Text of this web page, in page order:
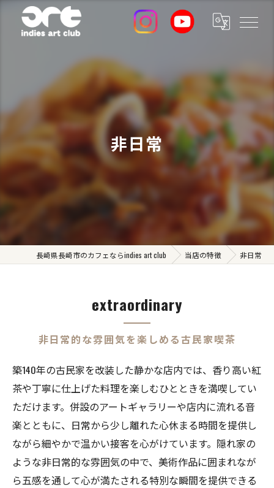
非日常
長崎県長崎市のカフェならindies art club 当店の特徴 非日常
非日常的な雰囲気を楽しめる古民家喫茶
extraordinary
築140年の古民家を改装した静かな店内では、香り高い紅
茶や丁寧に仕上げた料理を楽しむひとときを満喫してい
ただけます。併設のアートギャラリーや店内に流れる音
楽とともに、日常から少し離れた心休まる時間を提供し
ながら細やかで温かい接客を心がけています。隠れ家の
ような非日常的な雰囲気の中で、美術作品に囲まれなが
ら五感を通して心が満たされる特別な瞬間を提供できる